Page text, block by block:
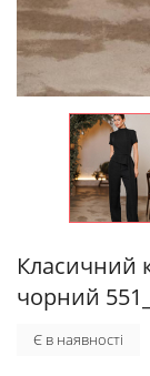
Класичний
чорний
Є в наявності